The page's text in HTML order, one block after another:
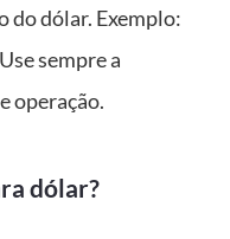
do dólar. Exemplo:
sempre a
operação.
dólar?